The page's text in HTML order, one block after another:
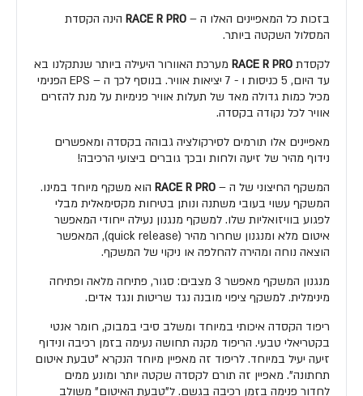
בזכות כל המאפיינים האלו ה – RACE R PRO הינה הקסדת
המסלול השקטה ביותר.
לקסדת RACE R PRO מערכת האוורור היעילה ביותר שנתקלנו בא
עד היום, 5 כניסות ו - 7 יציאות אוויר. בנוסף לכך ה – EPS הפנימי
מכיל כמות גדולה מאד של תעלות אוויר פנימיות על מנת להזרים
אוויר לכל נקודה בקסדה.
מאפיינים אלו תורמים לסירקולציה גבוהה בקסדה ומאפשרים
נידוף מהיר של זיעה ולחות ובכך גוברים ביצועי הרכיבה!
המשקף החיצוני של ה – RACE R PRO הוא משקף מיוחד במינו.
המשקף עשוי בעובי משתנה ונותן בטיחות מקסימאלית מבלי
לפגוע בוויזואליות שלו. למשקף מנגנון נעילה ייחודי המאפשר
איטום מלא ומנגנון שחרור מהיר (quick release), המאפשר
הוצאה נוחה ומהירה להחלפה או ניקוי של המשקף.
מנגנון המשקף מאפשר 3 מצבים: סגור, פתיחה מלאה ופתיחה
מינימלית. למשקף ציפוי מובנה נגד שריטות ונגד אדים.
ריפוד הקסדה איכותי במיוחד ומשלב סיבי במבוק, חומר אנטי
בקטריאלי טבעי. הריפוד מקנה תחושה נעימה בזמן רכיבה ונידוף
זיעה יעיל במיוחד. לריפוד זה מאפיין מיוחד הנקרא "טבעת איטום
תחתונה". מאפיין זה תורם לקסדה שקטה יותר ומונע ממים
לחדור פנימה בזמן רכיבה בגשם. ל"טבעת האיטום" משולב